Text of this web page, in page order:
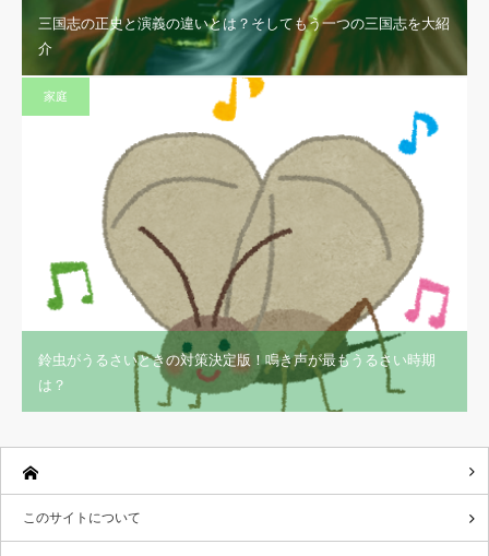
三国志の正史と演義の違いとは？そしてもう一つの三国志を大紹
介
家庭
鈴虫がうるさいときの対策決定版！鳴き声が最もうるさい時期
は？
このサイトについて